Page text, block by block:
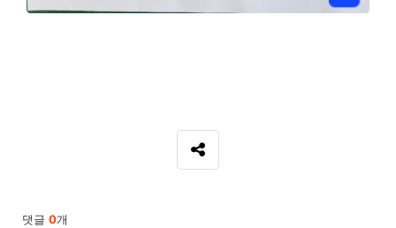
SNS 공유
댓글 0개